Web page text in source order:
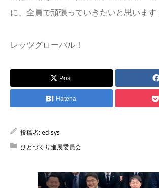
に、全員で頑張っていきたいと思います
レッツグローバル！
Post
Hatena
投稿者:ed-sys
ひとづくり進展委員会